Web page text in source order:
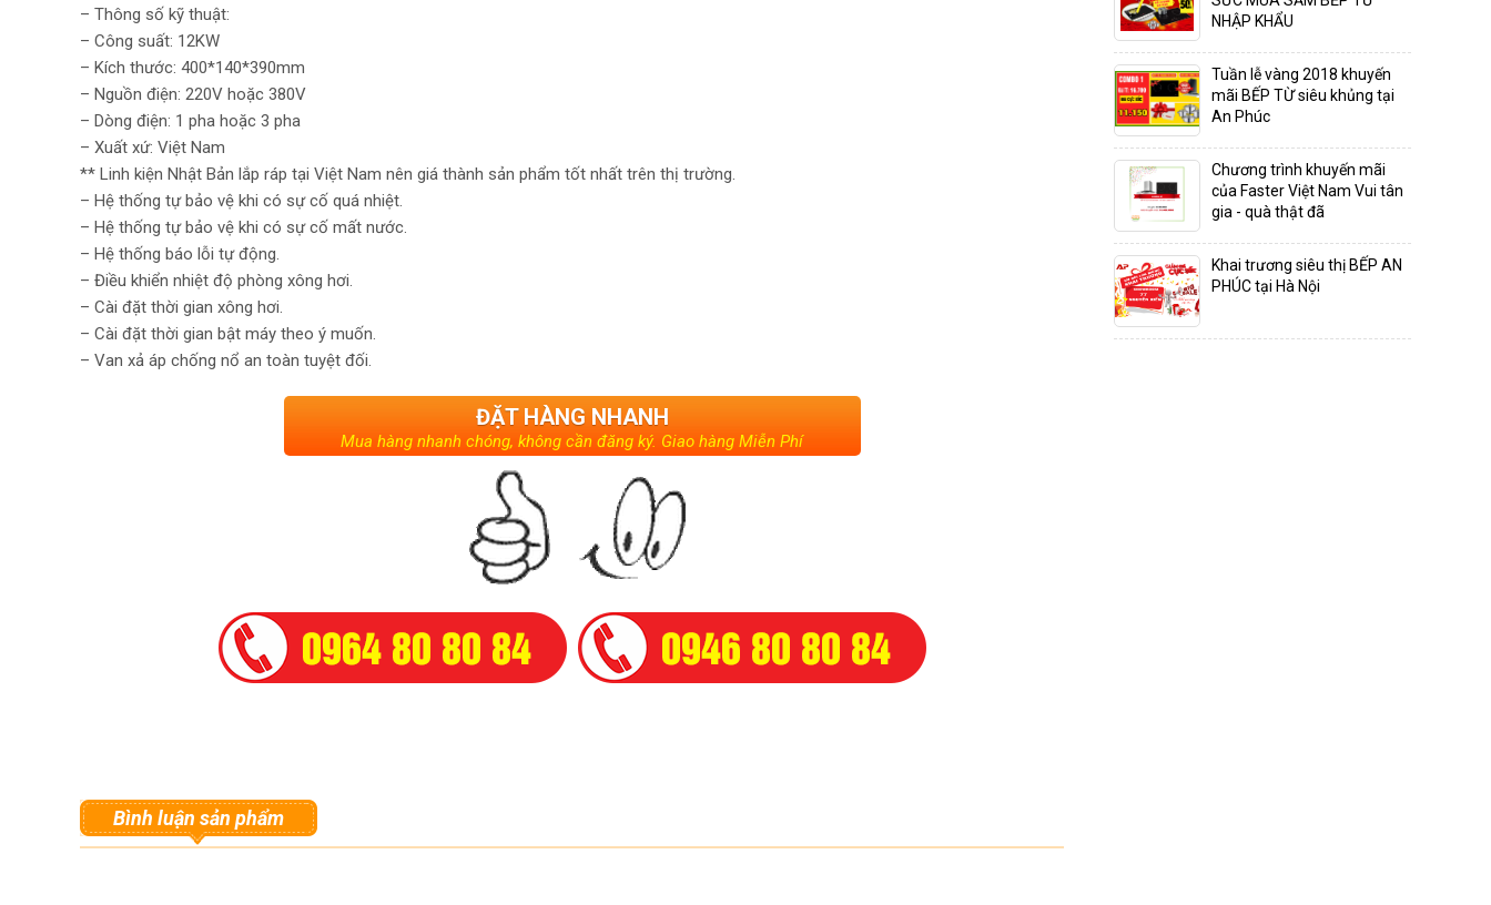
– Thông số kỹ thuật:
– Công suất: 12KW
– Kích thước: 400*140*390mm
– Nguồn điện: 220V hoặc 380V
– Dòng điện: 1 pha hoặc 3 pha
– Xuất xứ: Việt Nam
** Linh kiện Nhật Bản lắp ráp tại Việt Nam nên giá thành sản phẩm tốt nhất trên thị trường.
– Hệ thống tự bảo vệ khi có sự cố quá nhiệt.
– Hệ thống tự bảo vệ khi có sự cố mất nước.
– Hệ thống báo lỗi tự động.
– Điều khiển nhiệt độ phòng xông hơi.
– Cài đặt thời gian xông hơi.
– Cài đặt thời gian bật máy theo ý muốn.
– Van xả áp chống nổ an toàn tuyệt đối.
ĐẶT HÀNG NHANH
Mua hàng nhanh chóng, không cần đăng ký. Giao hàng Miễn Phí
Bình luận sản phẩm
NHẬP KHẨU
Tuần lễ vàng 2018 khuyến
mãi BẾP TỪ siêu khủng tại
An Phúc
Chương trình khuyến mãi
của Faster Việt Nam Vui tân
gia - quà thật đã
Khai trương siêu thị BẾP AN
PHÚC tại Hà Nội